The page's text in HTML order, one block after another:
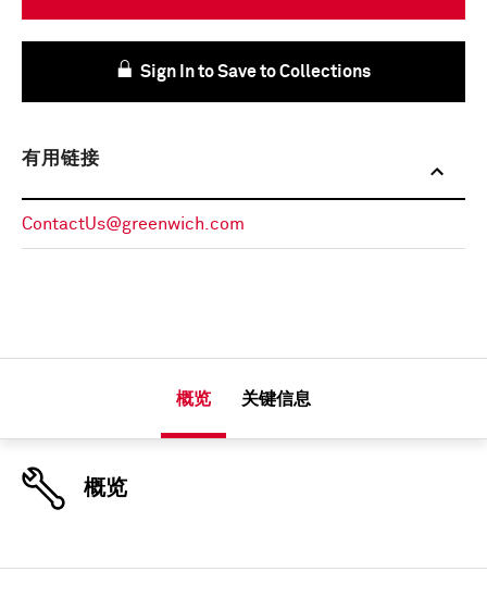
Sign In to Save to Collections
有用链接
ContactUs@greenwich.com
概览 关键信息
概览